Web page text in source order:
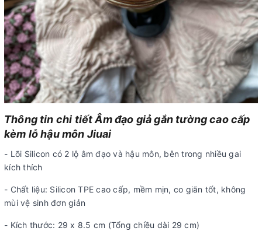
Thông tin chi tiết Âm đạo giả gắn tường cao cấp
kèm lỗ hậu môn Jiuai
- Lõi Silicon có 2 lộ âm đạo và hậu môn, bên trong nhiều gai
kích thích
- Chất liệu: Silicon TPE cao cấp, mềm mịn, co giãn tốt, không
mùi vệ sinh đơn giản
- Kích thước: 29 x 8.5 cm (Tổng chiều dài 29 cm)